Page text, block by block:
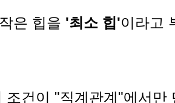
은 힙을 '최소 힙'이라고
건이 "직계관계"에서만